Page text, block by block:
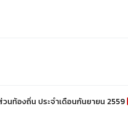
นท้องถิ่น ประจำเดือนกันยายน 2559